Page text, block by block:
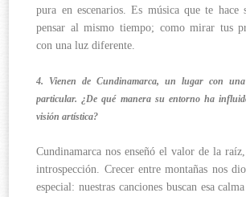
pura en escenarios. Es música que te hace
pensar al mismo tiempo; como mirar tus
con una luz diferente.
4. Vienen de Cundinamarca, un lugar con
particular. ¿De qué manera su entorno ha
visión artística?
Cundinamarca nos enseñó el valor de la
introspección. Crecer entre montañas nos
especial: nuestras canciones buscan esa